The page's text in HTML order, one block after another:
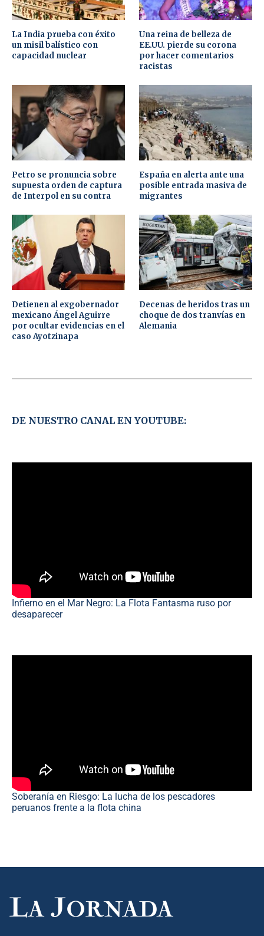
La India prueba con éxito
un misil balístico con
capacidad nuclear
Una reina de belleza de
EE.UU. pierde su corona
por hacer comentarios
racistas
Petro se pronuncia sobre
supuesta orden de captura
de Interpol en su contra
España en alerta ante una
posible entrada masiva de
migrantes
Detienen al exgobernador
mexicano Ángel Aguirre
por ocultar evidencias en el
caso Ayotzinapa
Decenas de heridos tras un
choque de dos tranvías en
Alemania
DE NUESTRO CANAL EN YOUTUBE:
Infierno en el Mar Negro: La Flota Fantasma ruso por
desaparecer
Soberanía en Riesgo: La lucha de los pescadores
peruanos frente a la flota china